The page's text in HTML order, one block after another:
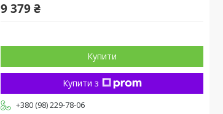
9 379 ₴
Купити
Купити з
+380 (98) 229-78-06